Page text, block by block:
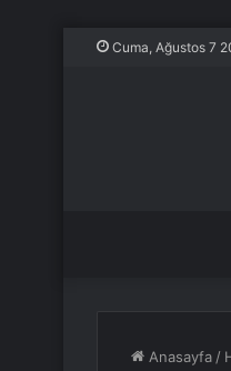
Cuma, Ağustos 7
Anasayfa /